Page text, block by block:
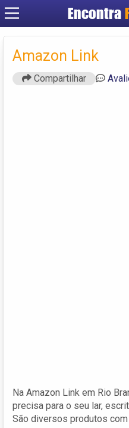
Encontra
Amazon Link
Compartilhar
Na Amazon Link em Rio
precisa para o seu lar,
São diversos produtos